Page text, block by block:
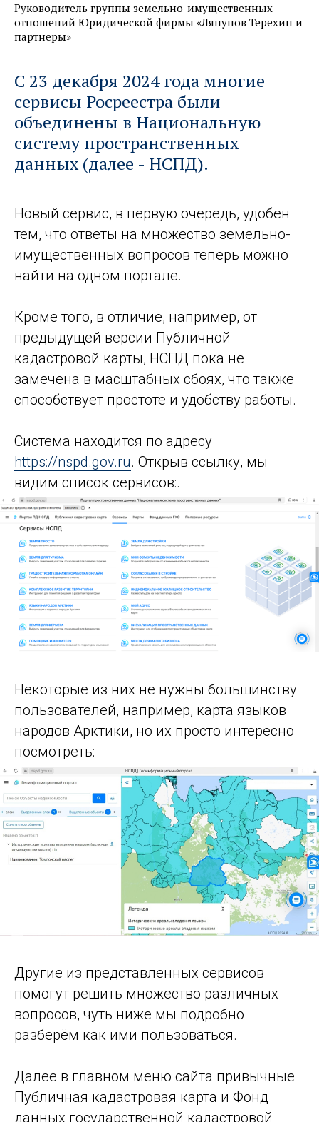
Руководитель группы земельно-имущественных
отношений Юридической фирмы «Ляпунов Терехин и
партнеры»
С 23 декабря 2024 года многие
сервисы Росреестра были
объединены в Национальную
систему пространственных
данных (далее - НСПД).
Новый сервис, в первую очередь, удобен
тем, что ответы на множество земельно-
имущественных вопросов теперь можно
найти на одном портале.
Кроме того, в отличие, например, от
предыдущей версии Публичной
кадастровой карты, НСПД пока не
замечена в масштабных сбоях, что также
способствует простоте и удобству работы.
Система находится по адресу
https://nspd.gov.ru. Открыв ссылку, мы
видим список сервисов:.
Некоторые из них не нужны большинству
пользователей, например, карта языков
народов Арктики, но их просто интересно
посмотреть:
Другие из представленных сервисов
помогут решить множество различных
вопросов, чуть ниже мы подробно
разберём как ими пользоваться.
Далее в главном меню сайта привычные
Публичная кадастровая карта и Фонд
данных государственной кадастровой